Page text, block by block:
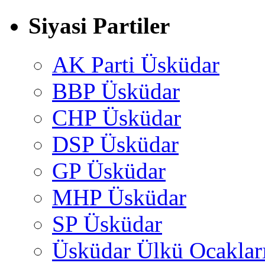
Siyasi Partiler
AK Parti Üsküdar
BBP Üsküdar
CHP Üsküdar
DSP Üsküdar
GP Üsküdar
MHP Üsküdar
SP Üsküdar
Üsküdar Ülkü